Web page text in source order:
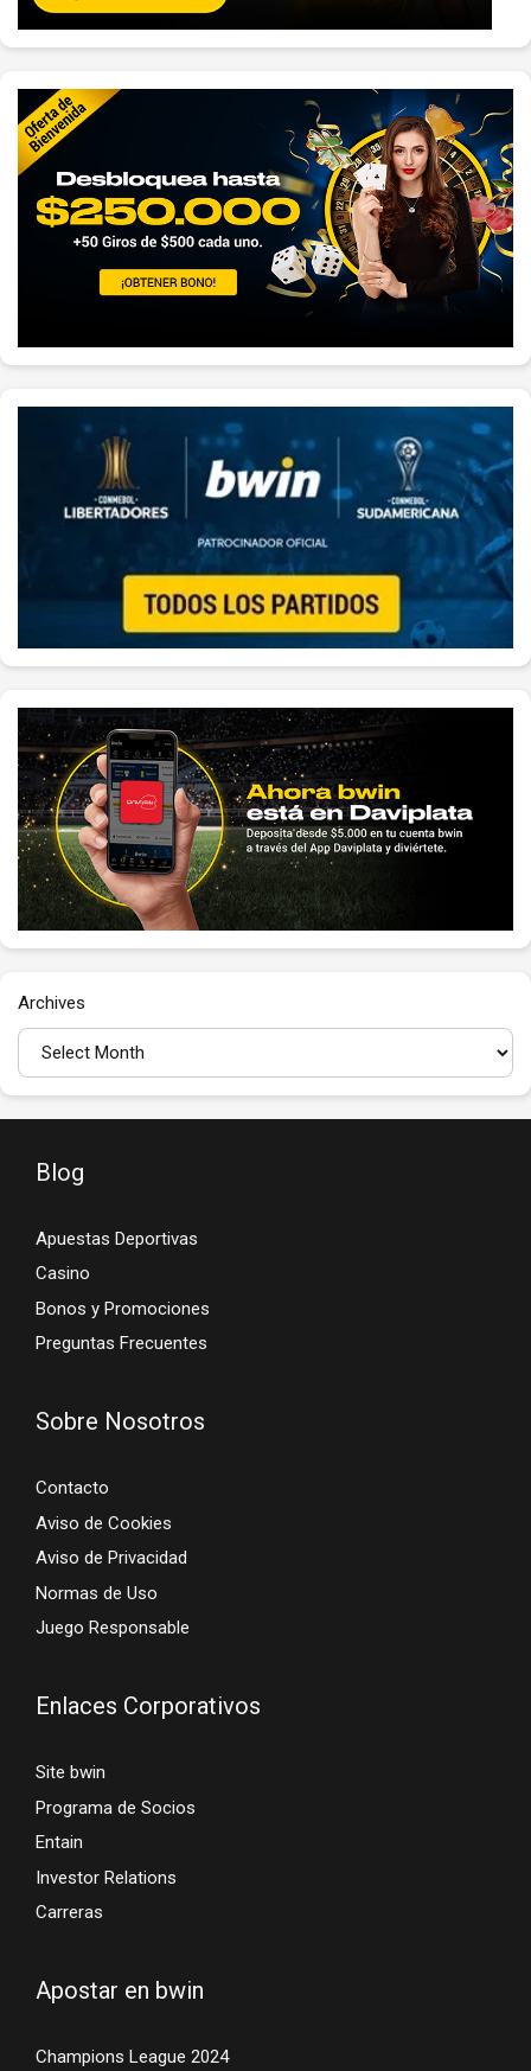
Archives
Blog
Apuestas Deportivas
Casino
Bonos y Promociones
Preguntas Frecuentes
Sobre Nosotros
Contacto
Aviso de Cookies
Aviso de Privacidad
Normas de Uso
Juego Responsable
Enlaces Corporativos
Site bwin
Programa de Socios
Entain
Investor Relations
Carreras
Apostar en bwin
Champions League 2024